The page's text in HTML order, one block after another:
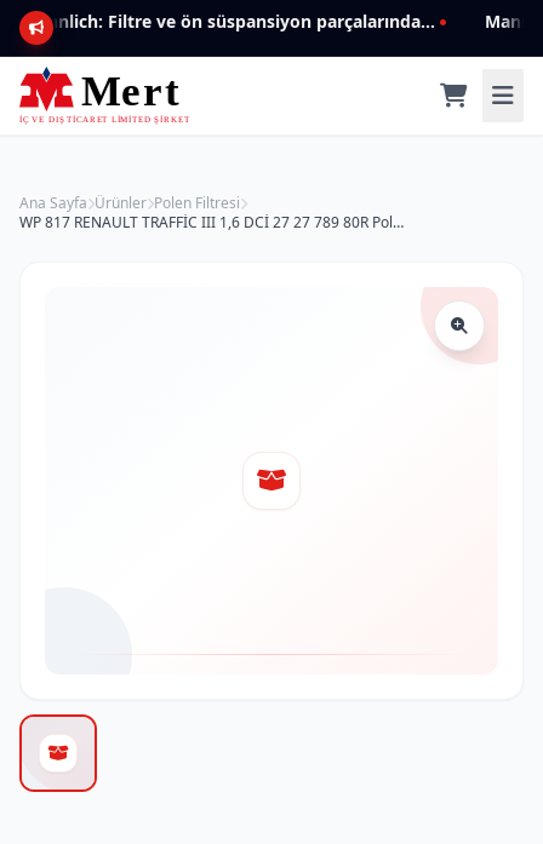
Mannlich: Filtre ve ön süspansiyon parçalarında genişleyen ürün yelpazesiyle kalite ve güven.
Ana Sayfa Ürünler Polen Filtresi
WP 817 RENAULT TRAFFİC III 1,6 DCİ 27 27 789 80R Polen Filtresi